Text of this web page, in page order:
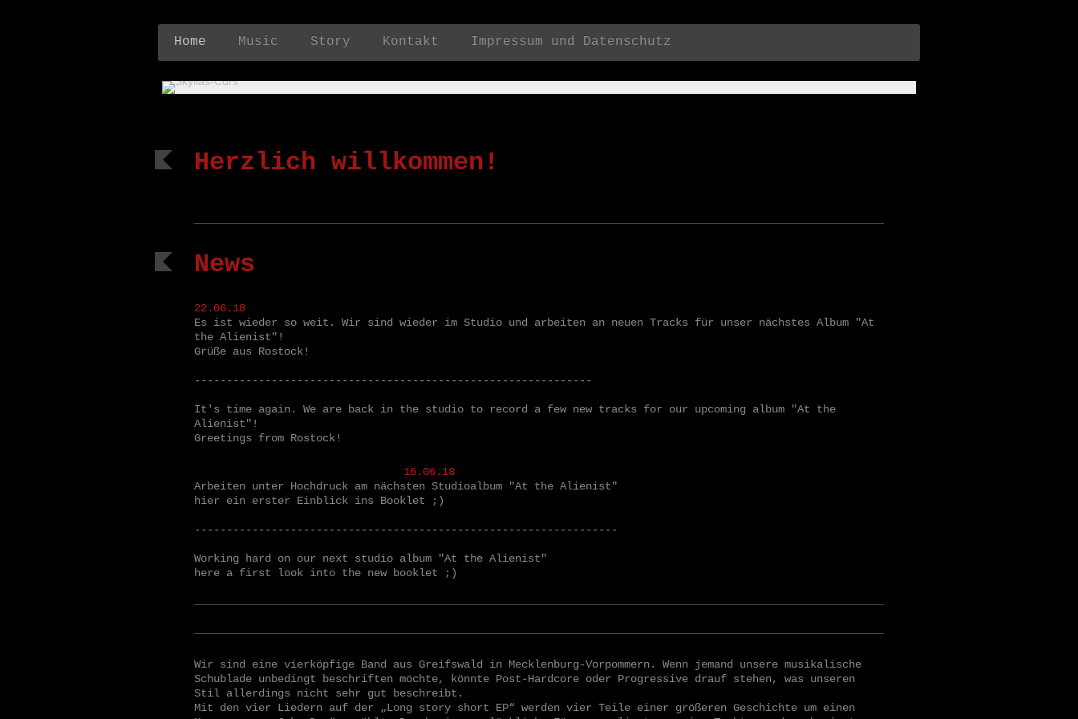
Home Music Story Kontakt Impressum und Datenschutz
Herzlich willkommen!
News
22.06.18
Es ist wieder so weit. Wir sind wieder im Studio und arbeiten an neuen Tracks für unser nächstes Album "At
the Alienist"!
Grüße aus Rostock!
--------------------------------------------------------------
It's time again. We are back in the studio to record a few new tracks for our upcoming album "At the
Alienist"!
Greetings from Rostock!
16.06.18
Arbeiten unter Hochdruck am nächsten Studioalbum "At the Alienist"
hier ein erster Einblick ins Booklet ;)
------------------------------------------------------------------
Working hard on our next studio album "At the Alienist"
here a first look into the new booklet ;)
Wir sind eine vierköpfige Band aus Greifswald in Mecklenburg-Vorpommern. Wenn jemand unsere musikalische
Schublade unbedingt beschriften möchte, könnte Post-Hardcore oder Progressive drauf stehen, was unseren
Stil allerdings nicht sehr gut beschreibt.
Mit den vier Liedern auf der „Long story short EP“ werden vier Teile einer größeren Geschichte um einen